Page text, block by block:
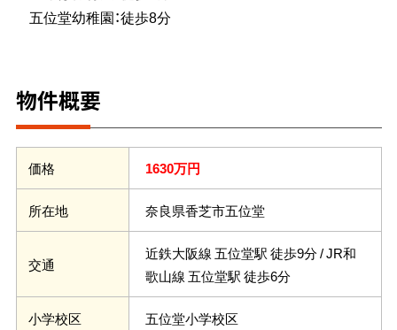
五位堂幼稚園：徒歩8分
物件概要
価格 1630万円
所在地 奈良県香芝市五位堂
交通
近鉄大阪線 五位堂駅 徒歩9分 / JR和
歌山線 五位堂駅 徒歩6分
小学校区 五位堂小学校区